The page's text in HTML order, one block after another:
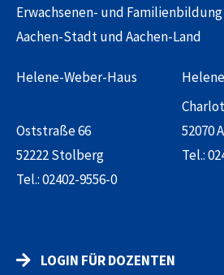
Erwachsenen- und Familienbildung
Aachen-Stadt und Aachen-Land
Helene-Weber-Haus
Oststraße 66
52222 Stolberg
Tel.:02402-9556-0
52070
Tel.:
LOGIN FÜR DOZENTEN